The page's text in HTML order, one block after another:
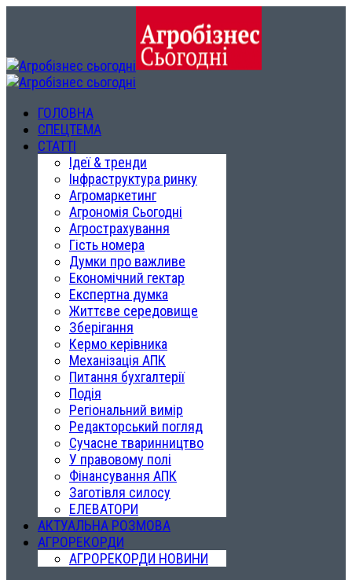
ГОЛОВНА
СПЕЦТЕМА
СТАТТІ
Ідеї & тренди
Інфраструктура ринку
Агромаркетинг
Агрономія Сьогодні
Агрострахування
Гість номера
Думки про важливе
Економічний гектар
Експертна думка
Життєве середовище
Зберігання
Кермо керівника
Механізація АПК
Питання бухгалтерії
Подія
Регіональний вимір
Редакторський погляд
Сучасне тваринництво
У правовому полі
Фінансування АПК
Заготівля силосу
ЕЛЕВАТОРИ
АКТУАЛЬНА РОЗМОВА
АГРОРЕКОРДИ
АГРОРЕКОРДИ НОВИНИ